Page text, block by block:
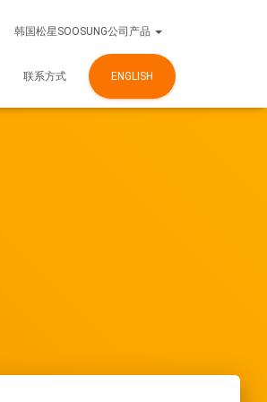
韩国松星SOOSUNG公司产品
联系方式 ENGLISH